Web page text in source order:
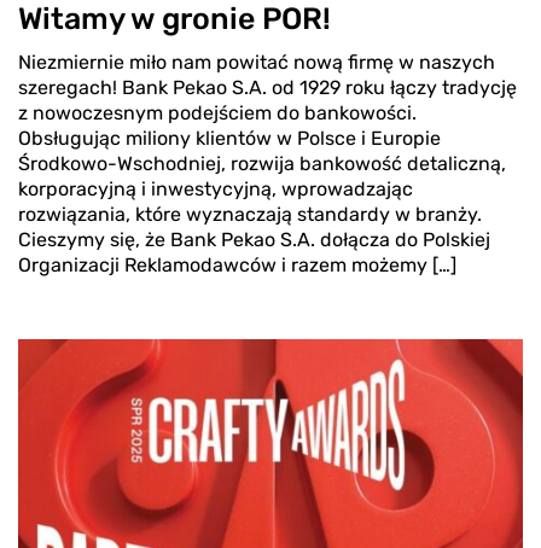
Witamy w gronie POR!
Niezmiernie miło nam powitać nową firmę w naszych
szeregach! Bank Pekao S.A. od 1929 roku łączy tradycję
z nowoczesnym podejściem do bankowości.
Obsługując miliony klientów w Polsce i Europie
Środkowo-Wschodniej, rozwija bankowość detaliczną,
korporacyjną i inwestycyjną, wprowadzając
rozwiązania, które wyznaczają standardy w branży.
Cieszymy się, że Bank Pekao S.A. dołącza do Polskiej
Organizacji Reklamodawców i razem możemy […]